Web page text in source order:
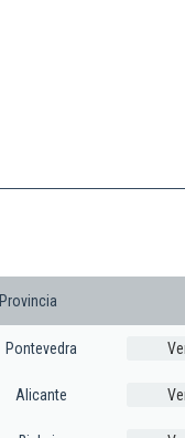
Provincia
Pontevedra
Alicante